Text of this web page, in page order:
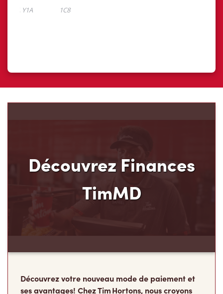
TimMD
ses avantages! Chez Tim Hortons, nous croyons
que vous méritez d’en avoir plus pour votre